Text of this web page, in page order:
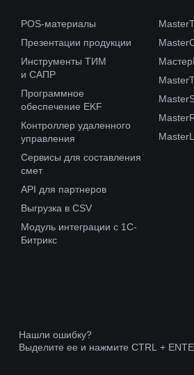
POS-материалы
Презентации продукции
Инструменты ТИМ
и САПР
Программное
обеспечение EKF
Контроллер удаленного
управления
Сервисы для составления
смет
API для партнеров
Выгрузка в CSV
Модуль интеграции с 1С-
Битрикс
Нашли ошибку?
Выделите ее и нажмите CTRL +